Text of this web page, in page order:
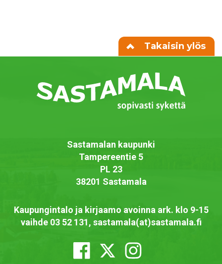
Takaisin ylös
Sastamalan kaupunki
Tampereentie 5
PL 23
38201 Sastamala
Kaupungintalo ja kirjaamo avoinna ark. klo 9-15
vaihde 03 52 131, sastamala(at)sastamala.fi